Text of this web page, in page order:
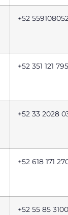
+52
+52 351 121
+52 33 2028
+52 618 171
+52 55 85